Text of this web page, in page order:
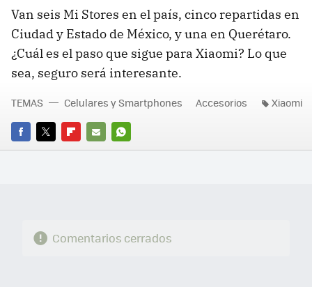
Van seis Mi Stores en el país, cinco repartidas en
Ciudad y Estado de México, y una en Querétaro.
¿Cuál es el paso que sigue para Xiaomi? Lo que
sea, seguro será interesante.
FACEBOOK
TWITTERFLIPBOARD
E-
WHATSAPP
TEMAS Celulares y Smartphones Accesorios Xiaomi
Comentarios cerrados